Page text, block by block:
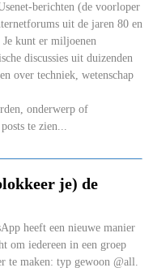
berichten (de voorloper
uit de jaren 80 en
kunt er miljoenen
discussies uit duizenden
over techniek, wetenschap
onderwerp of
te zien...
je) de
heeft een nieuwe manier
om iedereen in een groep
te maken: typ gewoon @all.